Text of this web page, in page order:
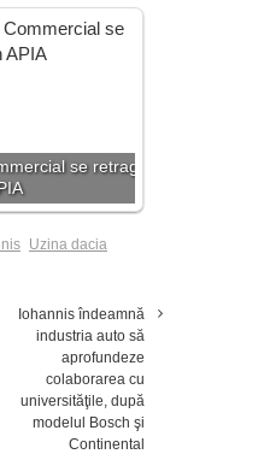
se retrag
Uzina dacia
Iohannis îndeamnă
industria auto să
aprofundeze
colaborarea cu
universităţile, după
modelul Bosch şi
Continental